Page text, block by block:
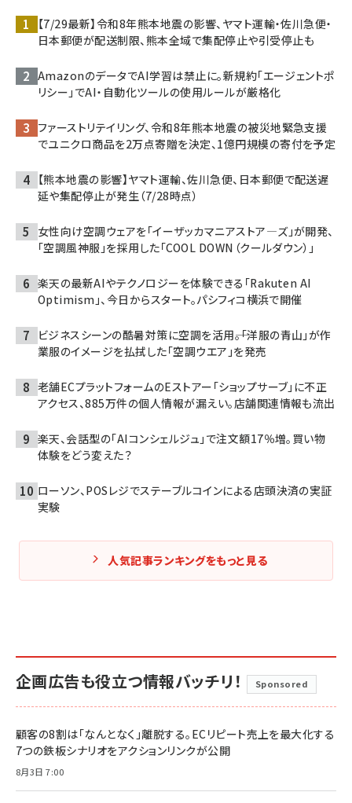
【7/29最新】令和8年熊本地震の影響、ヤマト運輸・佐川急便・
日本郵便が配送制限、熊本全域で集配停止や引受停止も
AmazonのデータでAI学習は禁止に。新規約「エージェントポ
リシー」でAI・自動化ツールの使用ルールが厳格化
ファーストリテイリング、令和8年熊本地震の被災地緊急支援
でユニクロ商品を2万点寄贈を決定、1億円規模の寄付を予定
【熊本地震の影響】ヤマト運輸、佐川急便、日本郵便で配送遅
延や集配停止が発生（7/28時点）
女性向け空調ウェアを「イーザッカマニアストア―ズ」が開発、
「空調風神服」を採用した「COOL DOWN（クールダウン）」
楽天の最新AIやテクノロジーを体験できる「Rakuten AI
Optimism」、今日からスタート。パシフィコ横浜で開催
ビジネスシーンの酷暑対策に空調を活用――。「洋服の青山」が作
業服のイメージを払拭した「空調ウエア」を発売
老舗ECプラットフォームのEストアー「ショップサーブ」に不正
アクセス、885万件の個人情報が漏えい。店舗関連情報も流出
楽天、会話型の「AIコンシェルジュ」で注文額17％増。買い物
体験をどう変えた？
ローソン、POSレジでステーブルコインによる店頭決済の実証
実験
人気記事ランキングをもっと見る
企画広告も役立つ情報バッチリ！ Sponsored
顧客の8割は「なんとなく」離脱する。ECリピート売上を最大化する
7つの鉄板シナリオをアクションリンクが公開
8月3日 7:00